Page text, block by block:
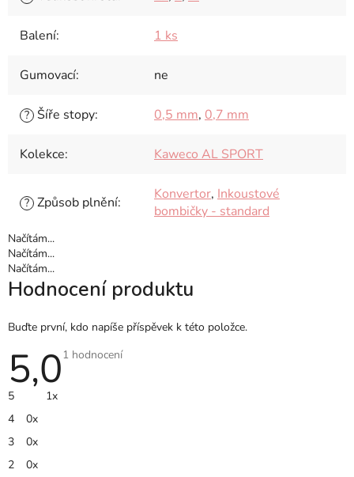
Balení: 1 ks
Gumovací: ne
? Šíře stopy: 0,5 mm, 0,7 mm
Kolekce: Kaweco AL SPORT
? Způsob plnění: Konvertor, Inkoustové
bombičky - standard
Načítám...
Načítám...
Načítám...
Hodnocení produktu
Buďte první, kdo napíše příspěvek k této položce.
5,0 Průměrné
1 hodnocení
5
1x
4
0x
3
0x
2
0x